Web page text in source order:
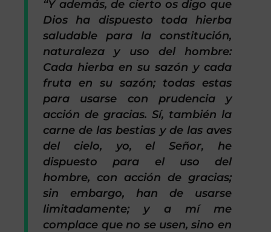
“Y además, de cierto os digo que
Dios ha dispuesto toda hierba
saludable para la constitución,
naturaleza y uso del hombre:
Cada hierba en su sazón y cada
fruta en su sazón; todas estas
para usarse con prudencia y
acción de gracias. Sí, también la
carne de las bestias y de las aves
del cielo, yo, el Señor, he
dispuesto para el uso del
hombre, con acción de gracias;
sin embargo, han de usarse
limitadamente; y a mí me
complace que no se usen, sino en